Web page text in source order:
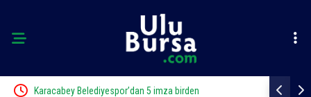
Karacabey Belediyespor’dan 5 imza birden